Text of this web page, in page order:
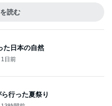
読む
た日本の自然
1日前
行った夏祭り
13時間前